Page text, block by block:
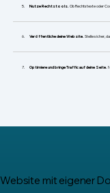
Nutze Rechtstools. Ob Rechtstexte oder
Veröffentliche deine Website. Stelle sicher,
Optimiere und bringe Traffic auf deine Seite.
Website mit eigener